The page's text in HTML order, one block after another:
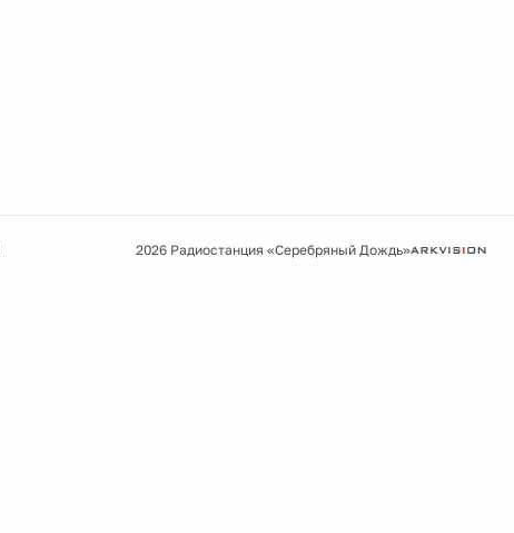
2026 Радиостанция «Серебряный Дождь»